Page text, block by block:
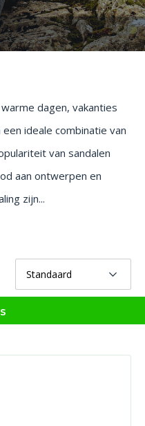
dagen, vakanties
ideale combinatie van
van sandalen
aan ontwerpen en
zijn...